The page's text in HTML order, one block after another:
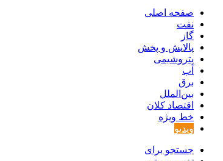
صفحه اصلی
نفت
گاز
پالایش و پخش
پتروشیمی
آب
برق
بین‌الملل
اقتصاد کلان
خط ویژه
ویدیو
جستجو برای